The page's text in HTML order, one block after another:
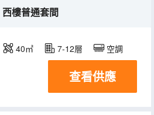
西樓普通套間
40㎡ 7-12層 空調
查看供應